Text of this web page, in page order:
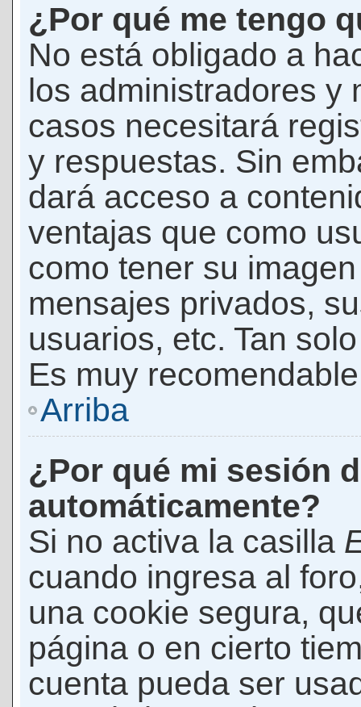
¿Por qué me tengo
No está obligado a
los administradores y
casos necesitará
y respuestas. Sin
dará acceso a
ventajas que como
como tener su
mensajes privados,
usuarios, etc. Tan
Es muy
Arriba
¿Por qué mi sesión
automáticamente?
Si no activa la casilla
cuando ingresa al
una cookie segura,
página o en cierto
cuenta pueda ser